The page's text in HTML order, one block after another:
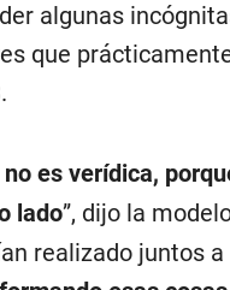
algunas
que
es verídica,
lado”, dijo la
realizado juntos a